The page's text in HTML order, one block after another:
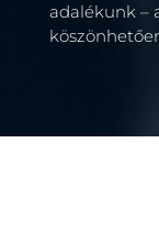
adalékunk –